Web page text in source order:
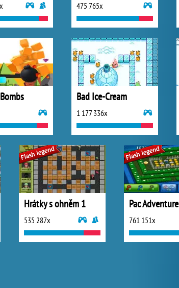
475 765x
Bad Ice-Cream
1 177 336x
Hrátky s ohněm 1
535 287x
Pac Adventure
761 151x